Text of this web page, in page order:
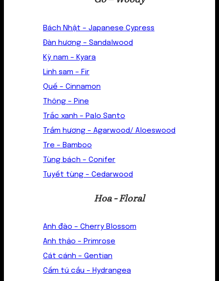
Bách Nhật – Japanese Cypress
Đàn hương – Sandalwood
Kỳ nam – Kyara
Linh sam – Fir
Quế – Cinnamon
Thông – Pine
Trắc xanh – Palo Santo
Trầm hương – Agarwood/ Aloeswood
Tre – Bamboo
Tùng bách – Conifer
Tuyết tùng – Cedarwood
Hoa - Floral
Anh đào – Cherry Blossom
Anh thảo – Primrose
Cát cánh – Gentian
Cẩm tú cầu – Hydrangea